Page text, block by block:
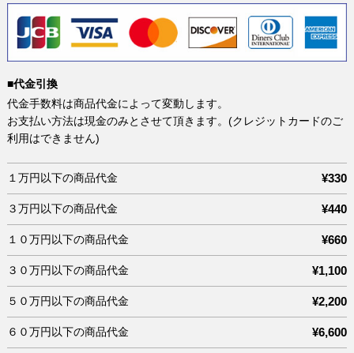
■代金引換
代金手数料は商品代金によって変動します。
お支払い方法は現金のみとさせて頂きます。(クレジットカードのご
利用はできません)
１万円以下の商品代金 ¥330
３万円以下の商品代金 ¥440
１０万円以下の商品代金 ¥660
３０万円以下の商品代金 ¥1,100
５０万円以下の商品代金 ¥2,200
６０万円以下の商品代金 ¥6,600